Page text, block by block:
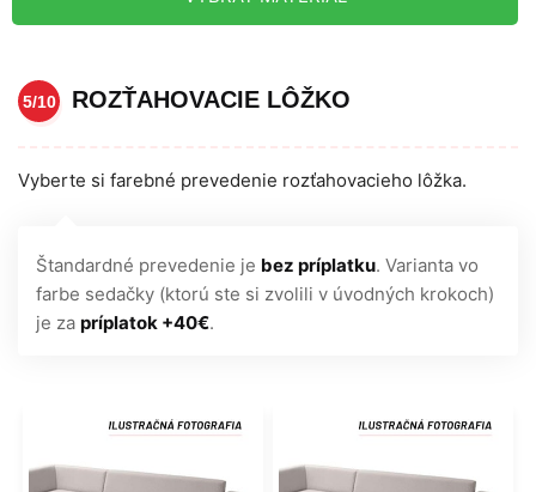
5/10 ROZŤAHOVACIE LÔŽKO
Vyberte si farebné prevedenie rozťahovacieho lôžka.
Štandardné prevedenie je bez príplatku. Varianta vo
farbe sedačky (ktorú ste si zvolili v úvodných krokoch)
je za príplatok +40€.